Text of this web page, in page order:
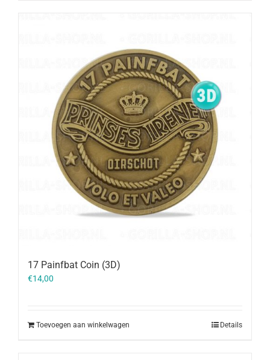
17 Painfbat Coin (3D)
€14,00
Toevoegen aan winkelwagen Details